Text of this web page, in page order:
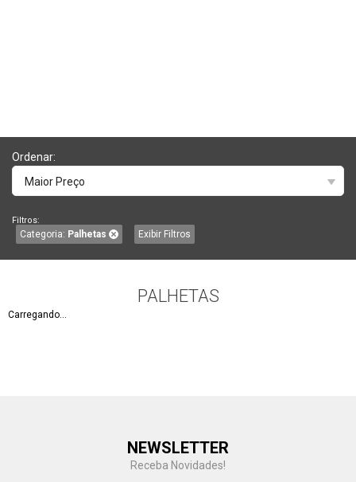
Ordenar:
Maior Preço
Filtros:
Categoria: Palhetas Exibir Filtros
PALHETAS
Carregando...
NEWSLETTER
Receba Novidades!